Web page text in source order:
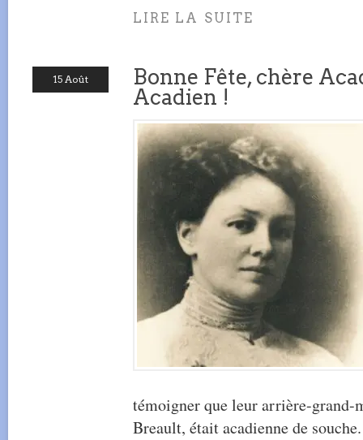
LIRE LA SUITE
15 Août
Bonne Fête, chère
Acadien !
témoigner que leur arrière-grand-
Breault, était acadienne de souche.